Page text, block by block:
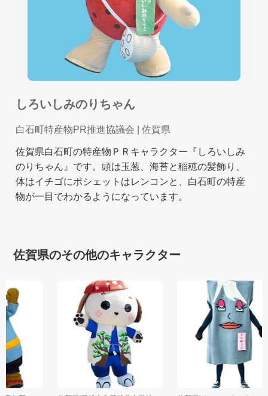
しろいしみのりちゃん
白石町特産物PR推進協議会 | 佐賀県
佐賀県白石町の特産物ＰＲキャラクター『しろいしみ
のりちゃん』です。頭は玉葱、海苔と稲穂の髪飾り、
体はイチゴにポシェットはレンコンと、白石町の特産
物が一目でわかるようになっています。
佐賀県のその他のキャラクター